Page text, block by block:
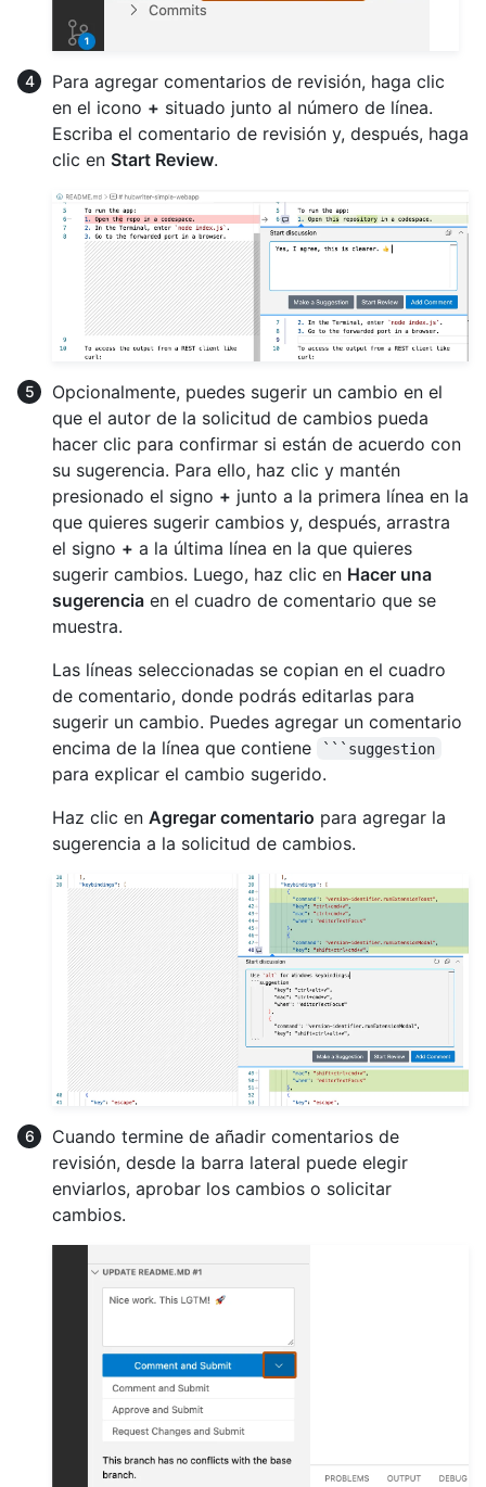
Para agregar comentarios de revisión, haga clic
en el icono + situado junto al número de línea.
Escriba el comentario de revisión y, después, haga
clic en Start Review.
Opcionalmente, puedes sugerir un cambio en el
que el autor de la solicitud de cambios pueda
hacer clic para confirmar si están de acuerdo con
su sugerencia. Para ello, haz clic y mantén
presionado el signo + junto a la primera línea en la
que quieres sugerir cambios y, después, arrastra
el signo + a la última línea en la que quieres
sugerir cambios. Luego, haz clic en Hacer una
sugerencia en el cuadro de comentario que se
muestra.
Las líneas seleccionadas se copian en el cuadro
de comentario, donde podrás editarlas para
sugerir un cambio. Puedes agregar un comentario
encima de la línea que contiene
```suggestion
para explicar el cambio sugerido.
Haz clic en Agregar comentario para agregar la
sugerencia a la solicitud de cambios.
Cuando termine de añadir comentarios de
revisión, desde la barra lateral puede elegir
enviarlos, aprobar los cambios o solicitar
cambios.